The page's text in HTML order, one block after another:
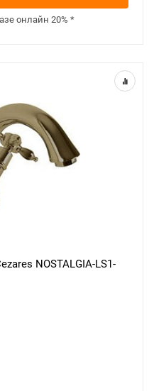
онлайн 20% *
NOSTALGIA-LS1-